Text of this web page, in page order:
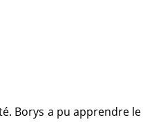
Borys a pu apprendre